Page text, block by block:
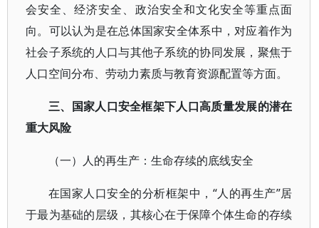
会安全、经济安全、政治安全和文化安全等重点面
向。可以认为是在总体国家安全体系中，对应着作为
社会子系统的人口与其他子系统的协同发展，聚焦于
人口空间分布、劳动力素质与教育资源配置等方面。
三、国家人口安全框架下人口高质量发展的潜在
重大风险
（一）人的再生产：生命存续的底线安全
在国家人口安全的分析框架中，“人的再生产”居
于最为基础的层级，其核心在于保障个体生命的存续